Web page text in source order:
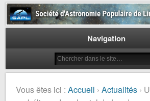
Société
deNavigation
Vous êtes ici : Accueil ›Actualités ›